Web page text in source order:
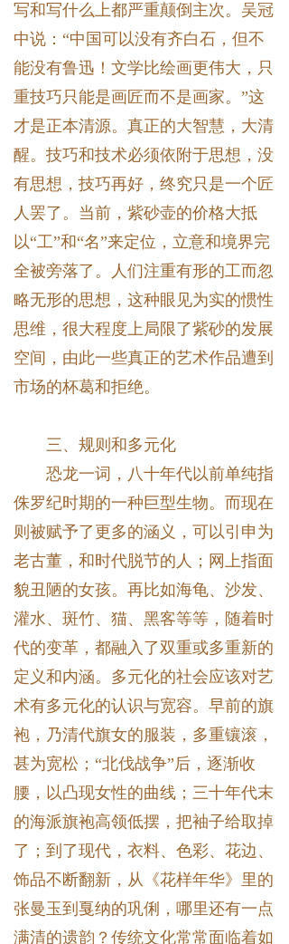
写和写什么上都严重颠倒主次。吴冠
中说：“中国可以没有齐白石，但不
能没有鲁迅！文学比绘画更伟大，只
重技巧只能是画匠而不是画家。”这
才是正本清源。真正的大智慧，大清
醒。技巧和技术必须依附于思想，没
有思想，技巧再好，终究只是一个匠
人罢了。当前，紫砂壶的价格大抵
以“工”和“名”来定位，立意和境界完
全被旁落了。人们注重有形的工而忽
略无形的思想，这种眼见为实的惯性
思维，很大程度上局限了紫砂的发展
空间，由此一些真正的艺术作品遭到
市场的杯葛和拒绝。
三、规则和多元化
恐龙一词，八十年代以前单纯指
侏罗纪时期的一种巨型生物。而现在
则被赋予了更多的涵义，可以引申为
老古董，和时代脱节的人；网上指面
貌丑陋的女孩。再比如海龟、沙发、
灌水、斑竹、猫、黑客等等，随着时
代的变革，都融入了双重或多重新的
定义和内涵。多元化的社会应该对艺
术有多元化的认识与宽容。早前的旗
袍，乃清代旗女的服装，多重镶滚，
甚为宽松；“北伐战争”后，逐渐收
腰，以凸现女性的曲线；三十年代末
的海派旗袍高领低摆，把袖子给取掉
了；到了现代，衣料、色彩、花边、
饰品不断翻新，从《花样年华》里的
张曼玉到戛纳的巩俐，哪里还有一点
满清的遗韵？传统文化常常面临着如